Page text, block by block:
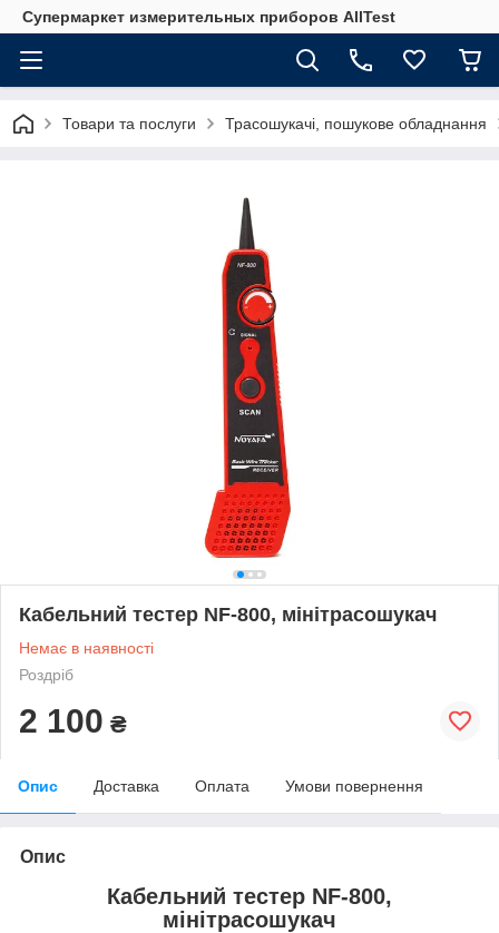
Супермаркет измерительных приборов AllTest
Товари та послуги Трасошукачі, пошукове обладнання
Кабельний тестер NF-800, мінітрасошукач
Немає в наявності
Роздріб
2 100 ₴
Опис Доставка Оплата Умови повернення
Опис
Кабельний тестер NF-800,
мінітрасошукач